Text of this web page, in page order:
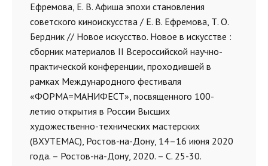
Ефремова, Е. В. Афиша эпохи становления
советского киноискусства / Е. В. Ефремова, Т. О.
Бердник // Новое искусство. Новое в искусстве :
сборник материалов II Всероссийской научно-
практической конференции, проходившей в
рамках Международного фестиваля
«ФОРМА=МАНИФЕСТ», посвященного 100-
летию открытия в России Высших
художественно-технических мастерских
(ВХУТЕМАС), Ростов-на-Дону, 14–16 июня 2020
года. – Ростов-на-Дону, 2020. – С. 25-30.